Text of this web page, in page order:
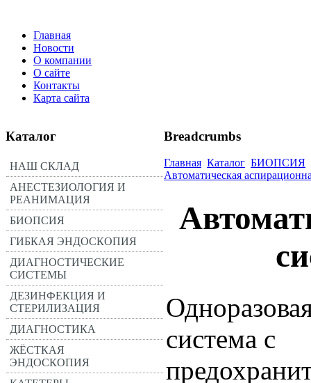
Главная
Новости
О компании
О сайте
Контакты
Карта сайта
Каталог
НАШ СКЛАД
АНЕСТЕЗИОЛОГИЯ И
РЕАНИМАЦИЯ
БИОПСИЯ
ГИБКАЯ ЭНДОСКОПИЯ
ДИАГНОСТИЧЕСКИЕ
СИСТЕМЫ
ДЕЗИНФЕКЦИЯ И
СТЕРИЛИЗАЦИЯ
ДИАГНОСТИКА
ЖЁСТКАЯ
ЭНДОСКОПИЯ
Breadcrumbs
Главная Каталог БИОПСИЯ
Автоматическая
система с